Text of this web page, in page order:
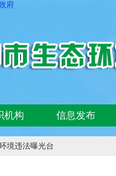
府
机构 信息发布
境违法曝光台